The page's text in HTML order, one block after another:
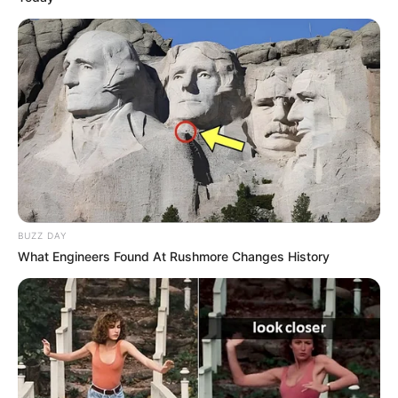
BUZZ DAY
What Engineers Found At Rushmore Changes History